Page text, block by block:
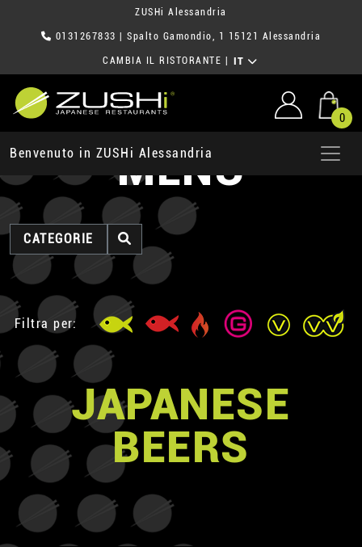
ZUSHi Alessandria
0131267833 | Spalto Gamondio, 1 15121 Alessandria
CAMBIA IL RISTORANTE IT
0
Benvenuto in ZUSHi Alessandria
MENU
CATEGORIE
Filtra per:
JAPANESE
BEERS